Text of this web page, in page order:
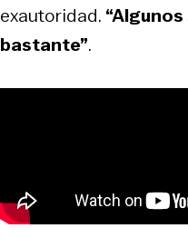
exautoridad.
bastante”.